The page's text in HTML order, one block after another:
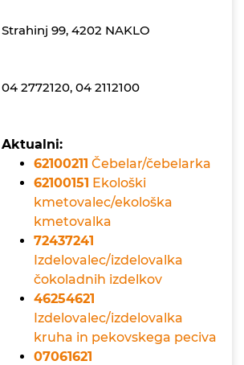
Strahinj 99, 4202 NAKLO
04 2772120, 04 2112100
Aktualni:
62100211 Čebelar/čebelarka
62100151 Ekološki
kmetovalec/ekološka
kmetovalka
72437241
Izdelovalec/izdelovalka
čokoladnih izdelkov
46254621
Izdelovalec/izdelovalka
kruha in pekovskega peciva
07061621